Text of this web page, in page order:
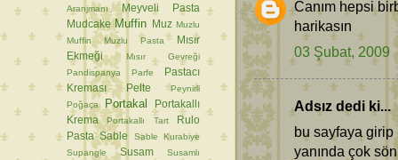
Canım hepsi
harikasın
03 Şubat, 2009
Adsız dedi ki...
bu sayfaya girip
yanında çok
Aranjmanı
Meyveli Pasta
Mudcake Muffin Muz Muzlu
Muffin
Muzlu Pasta
Mısır
Ekmeği
Mısır Gevreği
Pandispanya
Parfe
Pastacı
Kreması
Pelte
Peynirli
Poğaça
Portakal
Portakallı
Krema
Portakallı Tart
Rulo
Pasta Sable
Sable Kurabiye
Supangle
Susam Susamlı